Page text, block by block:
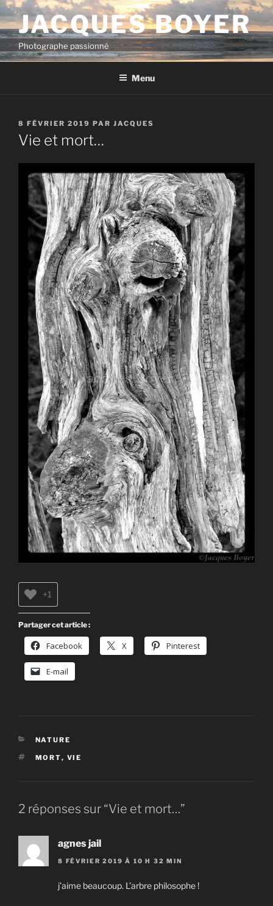
Aller
au
contenu
principal
JACQUES BOYER
Photographe passionné
Menu
PUBLIÉ
LE
8 FÉVRIER 2019 PAR JACQUES
Vie et mort…
+1
Partager cet article :
Facebook X Pinterest
E-mail
CATÉGORIES
NATURE
ÉTIQUETTES
MORT, VIE
2 réponses sur “Vie et mort…”
agnes jail
8 FÉVRIER 2019 À 10 H 32 MIN
j’aime beaucoup. L’arbre philosophe !